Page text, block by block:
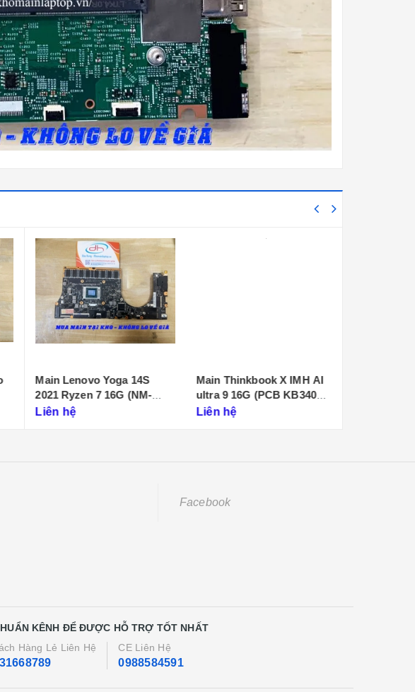
Main Lenovo Yoga 14S
2021 Ryzen 7 16G (NM-
D431)
Liên hệ
Main Thinkbook X IMH AI
ultra 9 16G (PCB KB340
NMF641)
Liên hệ
Facebook